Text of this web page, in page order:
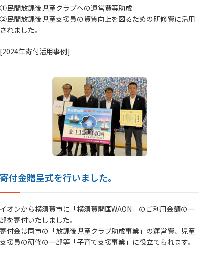
①民間放課後児童クラブへの運営費等助成
②民間放課後児童支援員の資質向上を図るための研修費に活用
されました。
[2024年寄付活用事例]
寄付金贈呈式を行いました。
イオンから横須賀市に「横須賀開国WAON」のご利用金額の一
部を寄付いたしました。
寄付金は同市の「放課後児童クラブ助成事業」の運営費、児童
支援員の研修の一部等「子育て支援事業」に役立てられます。